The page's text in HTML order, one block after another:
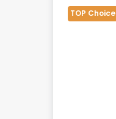
Cosmética
TOP Choice